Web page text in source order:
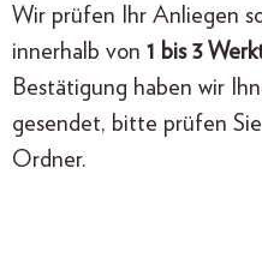
Wir prüfen Ihr Anliegen
innerhalb von 1 bis 3
Bestätigung haben wir
gesendet, bitte prüfen
Ordner.